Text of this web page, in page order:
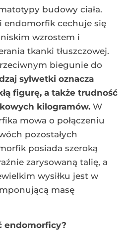
budowy ciała.
endomorfik cechuje się
wzrostem i
tkanki tłuszczowej.
biegunie do
sylwetki oznacza
figurę, a także trudność
kilogramów. W
mowa o połączeniu
pozostałych
posiada szeroką
zarysowaną talię, a
wysiłku jest w
masę
endomorficy?